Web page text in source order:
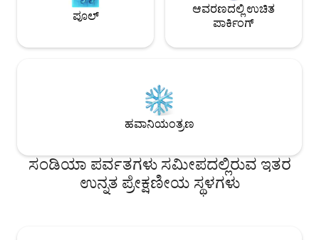
ಪೂಲ್
ಆವರಣದಲ್ಲಿ ಉಚಿತ
ಪಾರ್ಕಿಂಗ್
ಹವಾನಿಯಂತ್ರಣ
ಸಂಡಿಯಾ ಪರ್ವತಗಳು ಸಮೀಪದಲ್ಲಿರುವ ಇತರ
ಉನ್ನತ ಪ್ರೇಕ್ಷಣೀಯ ಸ್ಥಳಗಳು